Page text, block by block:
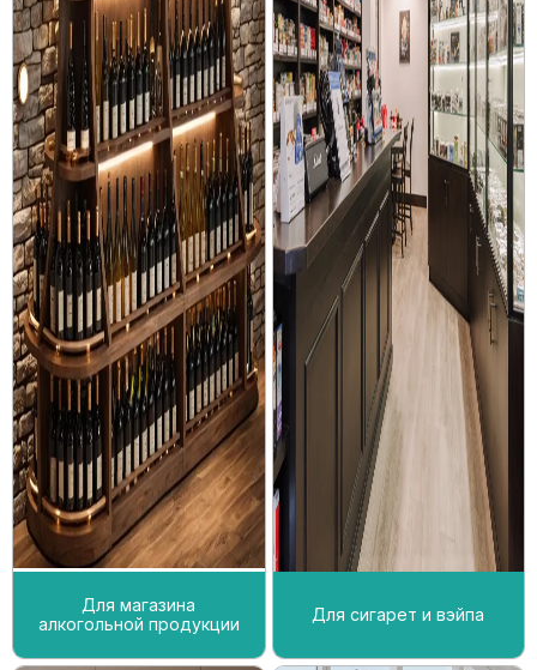
Для магазина
алкогольной продукции
Для сигарет и вэйпа